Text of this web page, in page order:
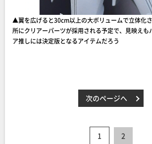
▲翼を広げると30cm以上の大ボリュームで立体化
所にクリアーパーツが採用される予定で、見映え
ア推しには決定版となるアイテムだろう
次のページへ
1 2